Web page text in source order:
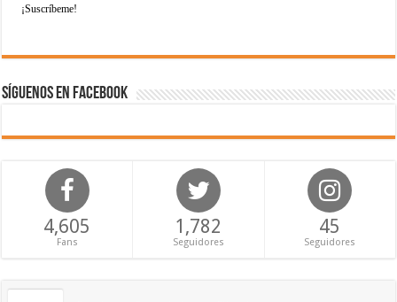
Síguenos en Facebook
4,605
Fans
1,782
Seguidores
45
Seguidores